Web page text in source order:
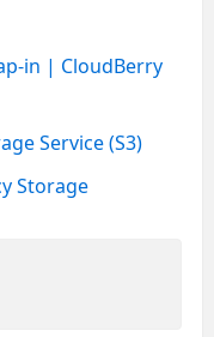
in | CloudBerry
Service (S3)
Storage